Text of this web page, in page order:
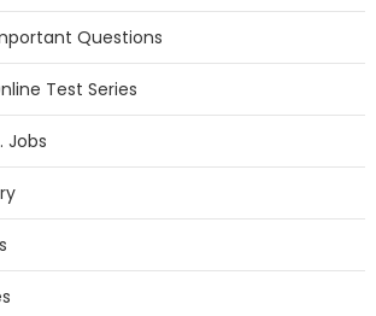
Questions
Test Series
Jobs